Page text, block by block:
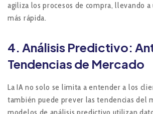
agiliza los procesos de compra, llevando a
más rápida.
4. Análisis Predictivo:
Tendencias de Mercado
La IA no solo se limita a entender a los
también puede prever las tendencias del